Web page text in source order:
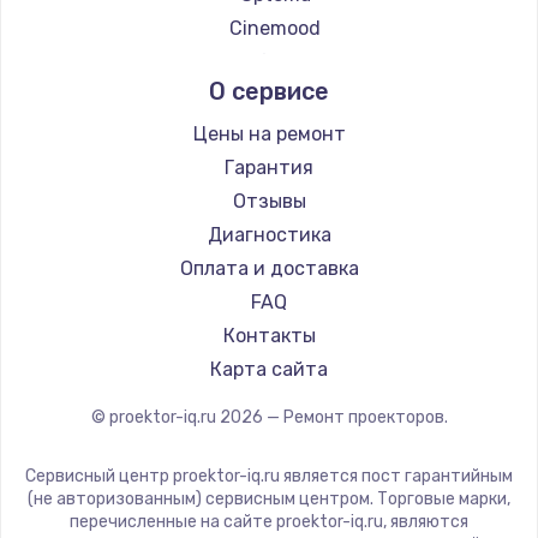
790 руб.
Заказать
Замена динамика
Заказать
Замена корпуса
890 руб.
890 руб.
Cinemood
Barco
Xgimi
Canon
JVC
Casio
Hiper
HITACHI
Panasonic
Hisense
О сервисе
Цены на ремонт
Гарантия
Отзывы
Диагностика
Оплата и доставка
FAQ
Контакты
Карта сайта
© proektor-iq.ru 2026 — Ремонт проекторов.
Сервисный центр proektor-iq.ru является пост гарантийным
(не авторизованным) сервисным центром. Торговые марки,
перечисленные на сайте proektor-iq.ru, являются